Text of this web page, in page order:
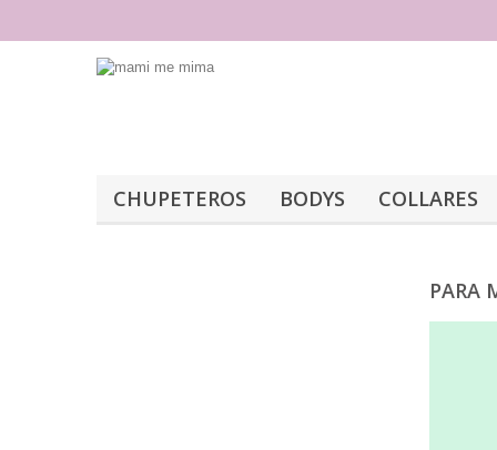
CHUPETEROS BODYS COLLARES
PARA